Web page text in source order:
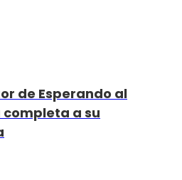
de Esperando al
completa a su